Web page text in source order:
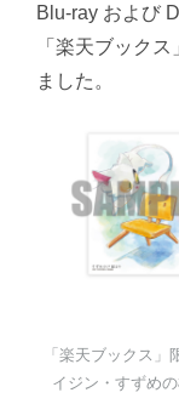
Blu-ray および
「楽天ブック
ました。
「楽天ブックス
イジン・すずめ